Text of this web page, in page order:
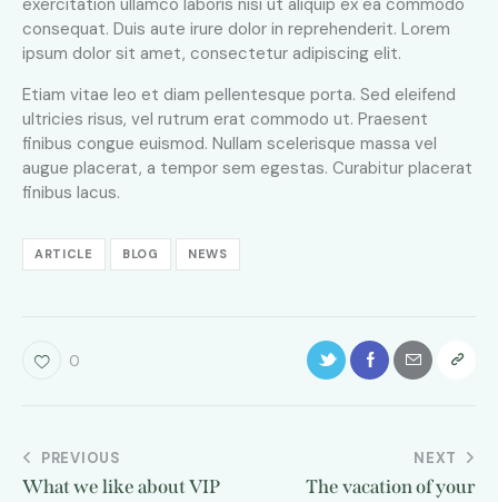
exercitation ullamco laboris nisi ut aliquip ex ea commodo
consequat. Duis aute irure dolor in reprehenderit. Lorem
ipsum dolor sit amet, consectetur adipiscing elit.
Etiam vitae leo et diam pellentesque porta. Sed eleifend
ultricies risus, vel rutrum erat commodo ut. Praesent
finibus congue euismod. Nullam scelerisque massa vel
augue placerat, a tempor sem egestas. Curabitur placerat
finibus lacus.
ARTICLE BLOG NEWS
0
PREVIOUS
What we like about VIP
NEXT
The vacation of your